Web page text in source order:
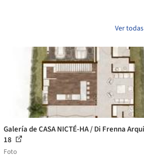
Ver
Galería de CASA NICTÉ-HA / Di Frenna
18
Foto